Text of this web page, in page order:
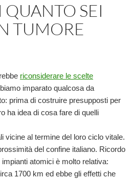
SEI
TUMORE
riconsiderare le scelte
imparato qualcosa da
prima di costruire presupposti per
ha idea di cosa fare di quelli
vicine al termine del loro ciclo vitale.
del confine italiano. Ricordo
atomici è molto relativa:
1700 km ed ebbe gli effetti che